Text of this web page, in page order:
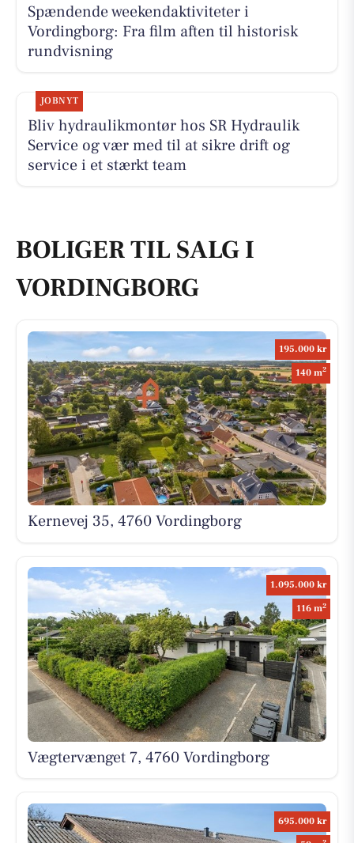
Spændende weekendaktiviteter i
Vordingborg: Fra film aften til historisk
rundvisning
JOBNYT
Bliv hydraulikmontør hos SR Hydraulik
Service og vær med til at sikre drift og
service i et stærkt team
BOLIGER TIL SALG I
VORDINGBORG
195.000 kr
140 m2
Kernevej 35, 4760 Vordingborg
1.095.000 kr
116 m2
Vægtervænget 7, 4760 Vordingborg
695.000 kr